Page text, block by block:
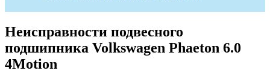
Неисправности подвесного
подшипника Volkswagen Phaeton 6.0
4Motion